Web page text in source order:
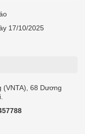
17/10/2025
(VNTA), 68 Dương